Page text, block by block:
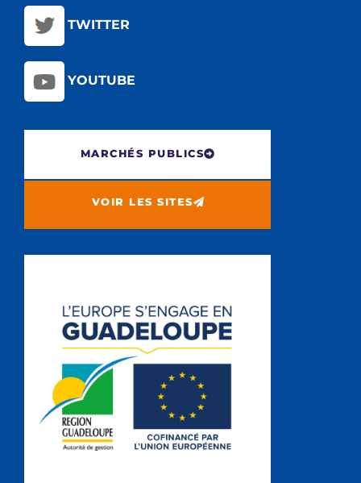
TWITTER
YOUTUBE
MARCHÉS PUBLICS
VOIR LES SITES